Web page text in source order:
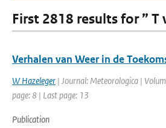
First 2818 results for ” T
Verhalen van Weer in de
W Hazeleger | Journal: Meteorologica |
page: 8 | Last page: 13
Publication